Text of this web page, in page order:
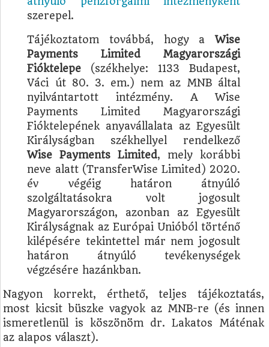
szerepel.
Tájékoztatom továbbá, hogy aWise
Payments Limited Magyarországi
Fióktelepe (székhelye: 1133 Budapest,
Váci út 80. 3. em.) nem az MNB által
nyilvántartott intézmény. A Wise
Payments Limited Magyarországi
Fióktelepének anyavállalata az Egyesült
Királyságban székhellyel rendelkező
Wise Payments Limited, mely korábbi
neve alatt (TransferWise Limited) 2020.
év végéig határon átnyúló
szolgáltatásokra volt jogosult
Magyarországon, azonban az Egyesült
Királyságnak az Európai Unióból történő
kilépésére tekintettel már nem jogosult
határon átnyúló tevékenységek
végzésére hazánkban.
Nagyon korrekt, érthető, teljes tájékoztatás,
most kicsit büszke vagyok az MNB-re (és innen
ismeretlenül is köszönöm dr. Lakatos Máténak
az alapos választ).